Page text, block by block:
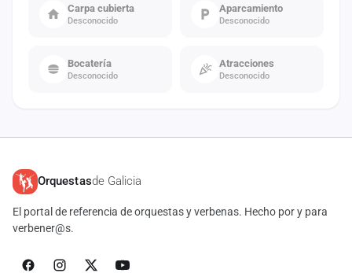
Carpa cubierta
Desconocido
Aparcamiento
Desconocido
Bocatería
Desconocido
Atracciones
Desconocido
Orquestasde Galicia
El portal de referencia de orquestas y verbenas. Hecho por y para
verbener@s.